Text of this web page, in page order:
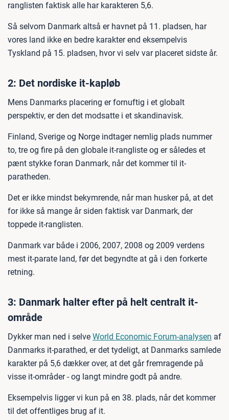
ranglisten faktisk alle har karakteren 5,6.
Så selvom Danmark altså er havnet på 11. pladsen, har
vores land ikke en bedre karakter end eksempelvis
Tyskland på 15. pladsen, hvor vi selv var placeret sidste år.
2: Det nordiske it-kapløb
Mens Danmarks placering er fornuftig i et globalt
perspektiv, er den det modsatte i et skandinavisk.
Finland, Sverige og Norge indtager nemlig plads nummer
to, tre og fire på den globale it-rangliste og er således et
pænt stykke foran Danmark, når det kommer til it-
paratheden.
Det er ikke mindst bekymrende, når man husker på, at det
for ikke så mange år siden faktisk var Danmark, der
toppede it-ranglisten.
Danmark var både i 2006, 2007, 2008 og 2009 verdens
mest it-parate land, før det begyndte at gå i den forkerte
retning.
3: Danmark halter efter på helt centralt it-
område
Dykker man ned i selve World Economic Forum-analysen af
Danmarks it-parathed, er det tydeligt, at Danmarks samlede
karakter på 5,6 dækker over, at det går fremragende på
visse it-områder - og langt mindre godt på andre.
Eksempelvis ligger vi kun på en 38. plads, når det kommer
til det offentliges brug af it.